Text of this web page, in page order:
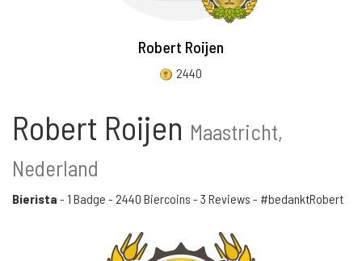
Robert Roijen
2440
Robert Roijen Maastricht,
Nederland
Bierista - 1 Badge - 2440 Biercoins - 3 Reviews - #bedanktRobert